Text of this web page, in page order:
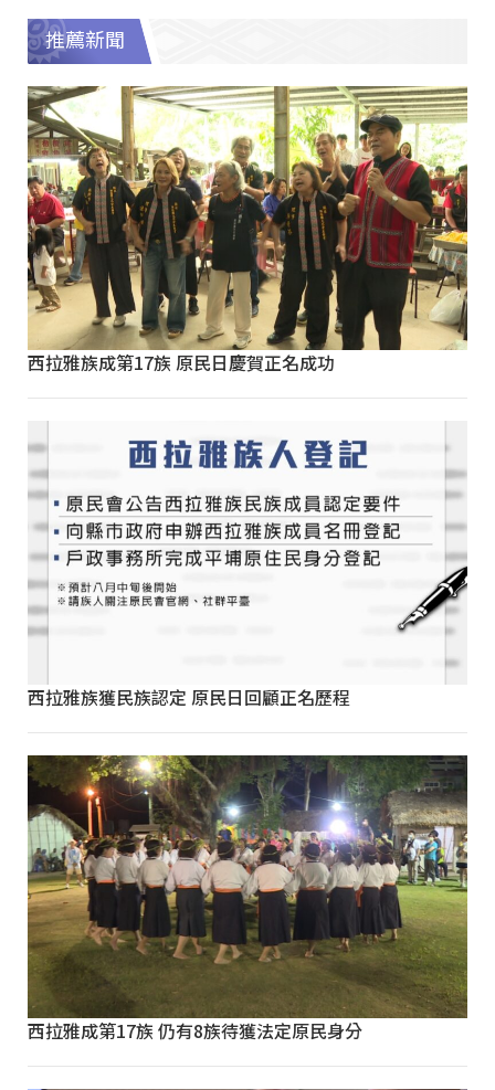
推薦新聞
西拉雅族成第17族 原民日慶賀正名成功
西拉雅族獲民族認定 原民日回顧正名歷程
西拉雅成第17族 仍有8族待獲法定原民身分